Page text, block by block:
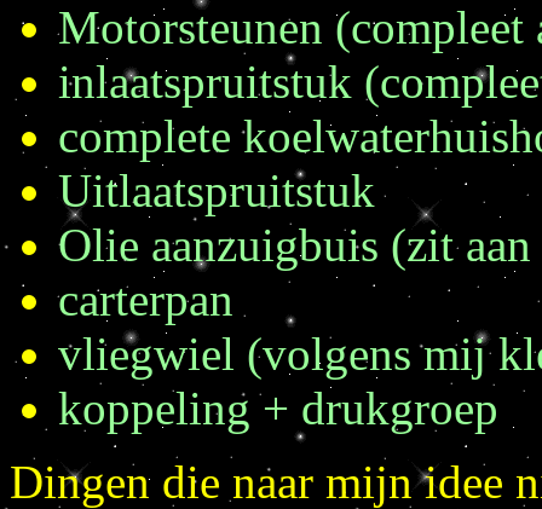
Motorsteunen (compleet
inlaatspruitstuk
complete
Uitlaatspruitstuk
Olie aanzuigbuis (zit
carterpan
vliegwiel (volgens mij
koppeling + drukgroep
Dingen die naar mijn idee